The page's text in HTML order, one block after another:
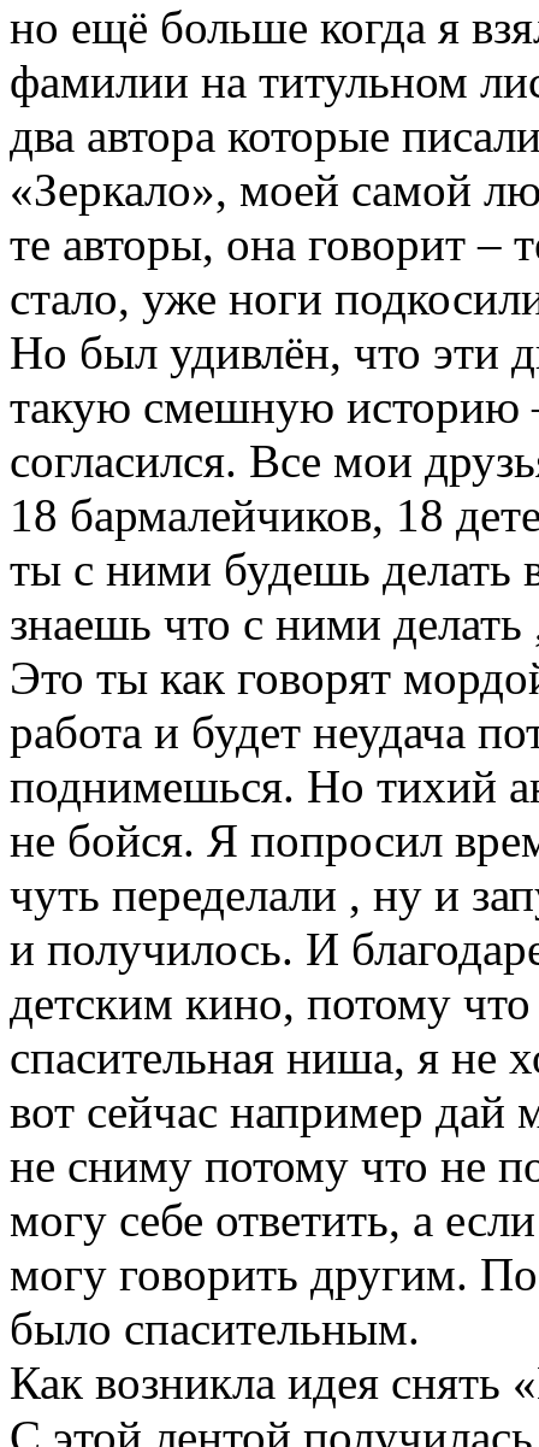
но ещё больше когда я
фамилии на титульном
два автора которые
«Зеркало», моей самой
те авторы, она говорит –
стало, уже ноги
Но был удивлён, что эти
такую смешную историю
согласился. Все мои
18 бармалейчиков, 18
ты с ними будешь делать
знаешь что с ними
Это ты как говорят
работа и будет неудача
поднимешься. Но тихий
не бойся. Я попросил
чуть переделали , ну и
и получилось. И
детским кино, потому
спасительная ниша, я не
вот сейчас например
не сниму потому что не
могу себе ответить, а
могу говорить другим.
было спасительным.
Как возникла идея